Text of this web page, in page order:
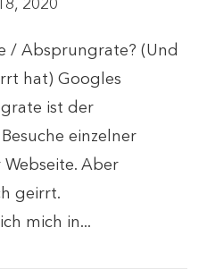
2020
/ Absprungrate? (Und
hat) Googles
ist der
einzelner
Aber
geirrt.
mich in...